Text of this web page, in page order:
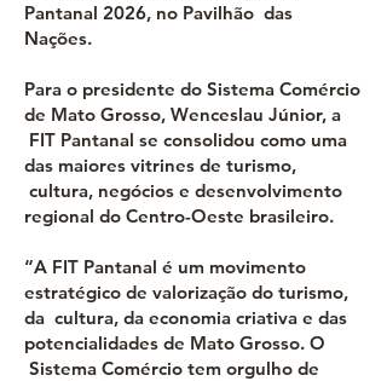
Pantanal 2026, no Pavilhão das
Nações.
Para o presidente do Sistema Comércio
de Mato Grosso, Wenceslau Júnior, a
FIT Pantanal se consolidou como uma
das maiores vitrines de turismo,
cultura, negócios e desenvolvimento
regional do Centro-Oeste brasileiro.
“A FIT Pantanal é um movimento
estratégico de valorização do turismo,
da cultura, da economia criativa e das
potencialidades de Mato Grosso. O
Sistema Comércio tem orgulho de